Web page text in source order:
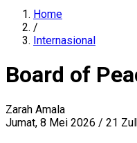
Home
/
Internasional
Board of
Zarah Amala
Jumat, 8 Mei 2026 / 21